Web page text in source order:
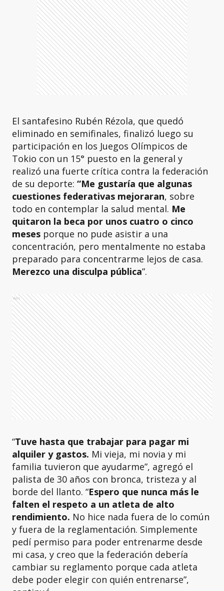
El santafesino Rubén Rézola, que quedó
eliminado en semifinales, finalizó luego su
participación en los Juegos Olímpicos de
Tokio con un 15° puesto en la general y
realizó una fuerte crítica contra la federación
de su deporte: “Me gustaría que algunas
cuestiones federativas mejoraran, sobre
todo en contemplar la salud mental. Me
quitaron la beca por unos cuatro o cinco
meses porque no pude asistir a una
concentración, pero mentalmente no estaba
preparado para concentrarme lejos de casa.
Merezco una disculpa pública”.
Ads
“Tuve hasta que trabajar para pagar mi
alquiler y gastos. Mi vieja, mi novia y mi
familia tuvieron que ayudarme”, agregó el
palista de 30 años con bronca, tristeza y al
borde del llanto. “Espero que nunca más le
falten el respeto a un atleta de alto
rendimiento. No hice nada fuera de lo común
y fuera de la reglamentación. Simplemente
pedí permiso para poder entrenarme desde
mi casa, y creo que la federación debería
cambiar su reglamento porque cada atleta
debe poder elegir con quién entrenarse”,